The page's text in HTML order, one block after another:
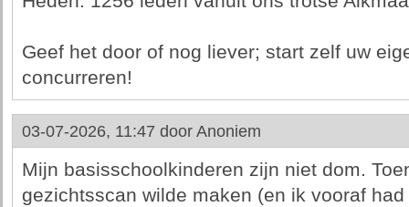
Geef het door of nog liever; start zelf uw
concurreren!
03-07-2026, 11:47 door Anoniem
Mijn basisschoolkinderen zijn niet dom.
gezichtsscan wilde maken (en ik vooraf